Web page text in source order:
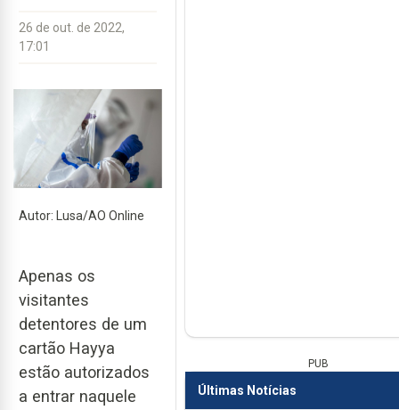
26 de out. de 2022,
17:01
Autor: Lusa/AO Online
Apenas os
visitantes
detentores de um
cartão Hayya
estão autorizados
a entrar naquele
PUB
Últimas Notícias